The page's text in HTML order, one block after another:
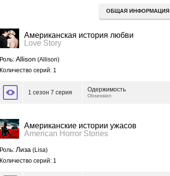
ОБЩАЯ ИНФОРМАЦИЯ
Американская история любви
Love Story
Роль: Allison (Allison)
Количество серий: 1
1 сезон 7 серия Одержимость
Obsession
Американские истории ужасов
American Horror Stories
Роль: Лиза (Lisa)
Количество серий: 1